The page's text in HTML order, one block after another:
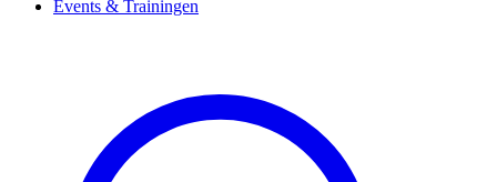
Events & Trainingen